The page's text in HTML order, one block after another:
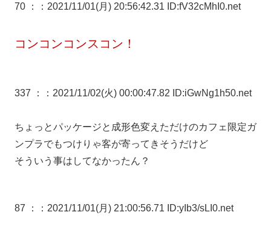
70 ： ：2021/11/01(月) 20:56:42.31 ID:fV32cMhI0.net
コンコンコンスコン！
337 ： ：2021/11/02(火) 00:00:47.82 ID:iGwNg1h50.net
ちょっとパッケージと成形色変えただけのカフェ限定ガ
ンプラでもつけりゃ客が寄ってきそうだけど
そういう事はしてなかったん？
87 ： ：2021/11/01(月) 21:00:56.71 ID:yIb3/sLI0.net